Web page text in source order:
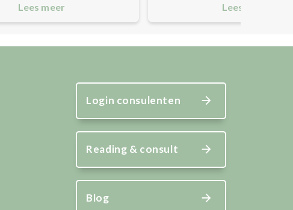
Lees meer Lees meer
Login consulenten
Reading & consult
Blog